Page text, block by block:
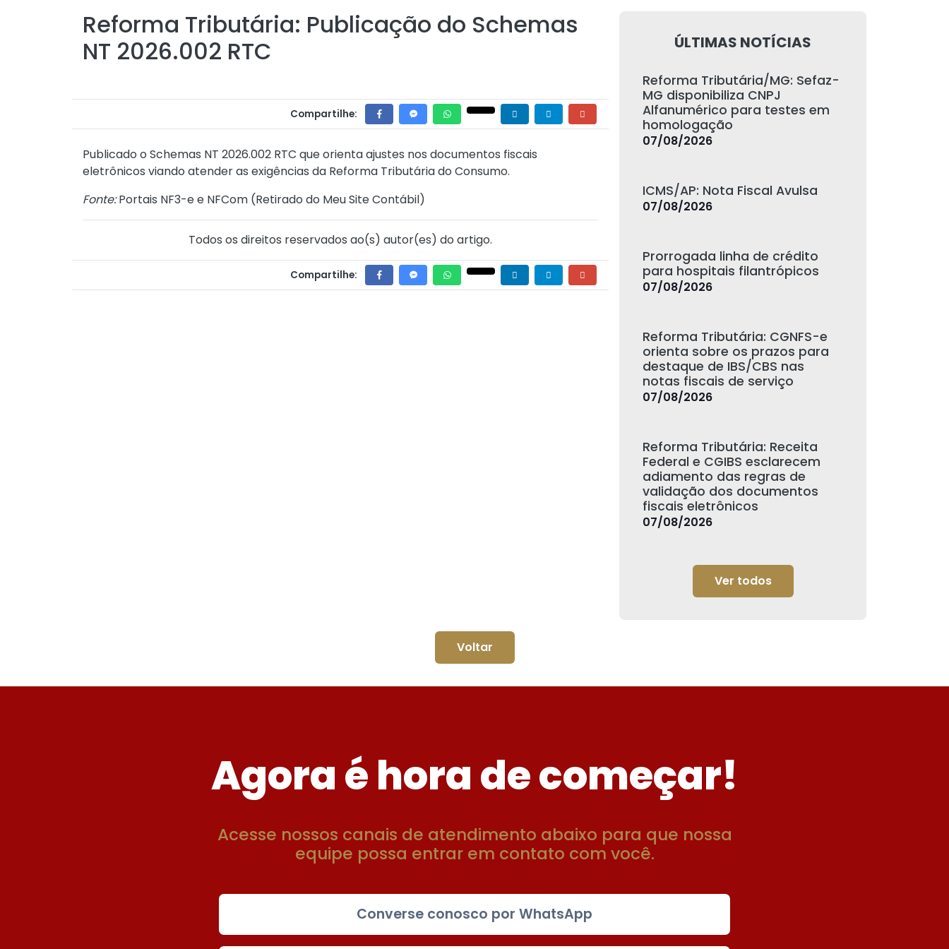
Reforma Tributária: Publicação do Schemas
NT 2026.002 RTC
Compartilhe:
Publicado o Schemas NT 2026.002 RTC que orienta ajustes nos documentos fiscais
eletrônicos viando atender as exigências da Reforma Tributária do Consumo.
Fonte:Portais NF3-e e NFCom (Retirado do Meu Site Contábil)
Todos os direitos reservados ao(s) autor(es) do artigo.
Compartilhe:
ÚLTIMAS NOTÍCIAS
Reforma Tributária/MG: Sefaz-
MG disponibiliza CNPJ
Alfanumérico para testes em
homologação
07/08/2026
ICMS/AP: Nota Fiscal Avulsa
07/08/2026
Prorrogada linha de crédito
para hospitais filantrópicos
07/08/2026
Reforma Tributária: CGNFS-e
orienta sobre os prazos para
destaque de IBS/CBS nas
notas fiscais de serviço
07/08/2026
Reforma Tributária: Receita
Federal e CGIBS esclarecem
adiamento das regras de
validação dos documentos
fiscais eletrônicos
07/08/2026
Ver todos
Voltar
Agora é hora de começar!
Acesse nossos canais de atendimento abaixo para que nossa
equipe possa entrar em contato com você.
Converse conosco por WhatsApp